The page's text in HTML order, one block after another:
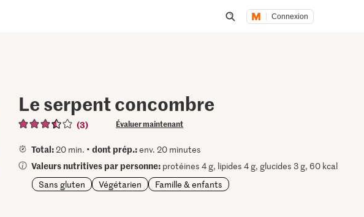
Connexion
Le serpent concombre
(3) Évaluer maintenant
Total:20 min. •dont prép.:env. 20 minutes
Valeurs nutritives par personne: protéines 4 g, lipides 4 g, glucides 3 g, 60 kcal
Sans gluten
Végétarien Famille & enfants